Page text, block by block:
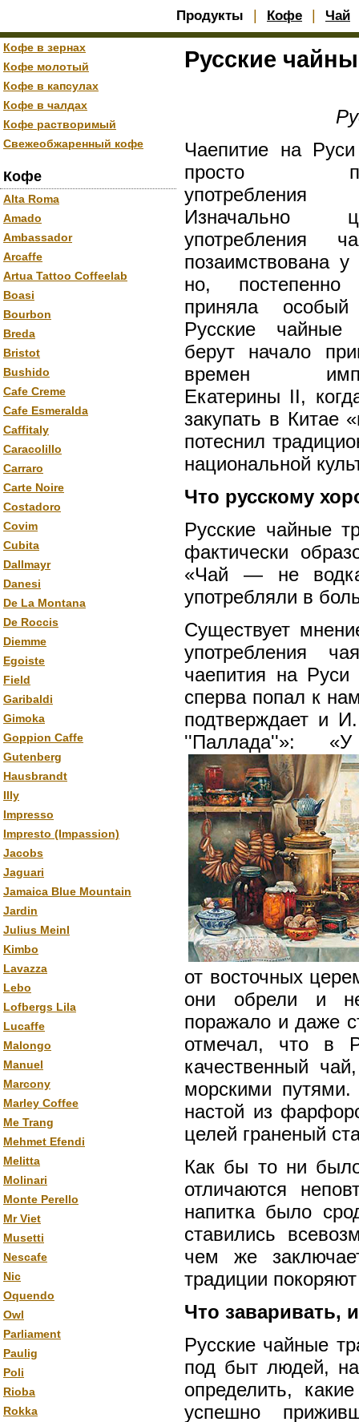
Продукты Кофе Чай
Кофе в зернах
Кофе молотый
Кофе в капсулах
Кофе в чалдах
Кофе растворимый
Свежеобжаренный кофе
Кофе
Alta Roma
Amado
Ambassador
Arcaffe
Artua Tattoo Coffeelab
Boasi
Bourbon
Breda
Bristot
Bushido
Cafe Creme
Cafe Esmeralda
Caffitaly
Caracolillo
Carraro
Carte Noire
Costadoro
Covim
Cubita
Dallmayr
Danesi
De La Montana
De Roccis
Diemme
Egoiste
Field
Garibaldi
Gimoka
Goppion Caffe
Gutenberg
Hausbrandt
Illy
Impresso
Impresto (Impassion)
Jacobs
Jaguari
Jamaica Blue Mountain
Jardin
Julius Meinl
Kimbo
Lavazza
Lebo
Lofbergs Lila
Lucaffe
Malongo
Manuel
Marcony
Marley Coffee
Me Trang
Mehmet Efendi
Melitta
Molinari
Monte Perello
Mr Viet
Musetti
Nescafe
Nic
Oquendo
Owl
Parliament
Paulig
Poli
Rioba
Rokka
Русские
Чаепитие на
просто
употребления
Изначально
употребления
позаимствована у
но, постепенно
приняла особый
Русские чайные
берут начало
времен
Екатерины II,
закупать в Китае
потеснил
национальной
Что русскому
Русские чайные
фактически
«Чай — не
употребляли в
Существует
употребления
чаепития на
сперва попал к
подтверждает и
''Паллада''»:
от восточных
они обрели и
поражало и даже
отмечал, что в
качественный
морскими
настой из
целей граненый
Как бы то ни
отличаются
напитка было
ставились
чем же
традиции
Что заваривать,
Русские чайные
под быт людей, на
определить,
успешно